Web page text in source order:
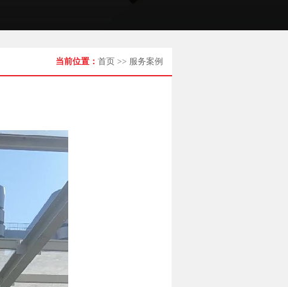
当前位置： 首页 >> 服务案例